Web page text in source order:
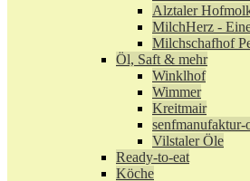
Alztaler
MilchHerz -
Milchschafhof
Öl, Saft & mehr
Winklhof
Wimmer
Kreitmair
senfmanufaktur-
Vilstaler Öle
Ready-to-eat
Köche